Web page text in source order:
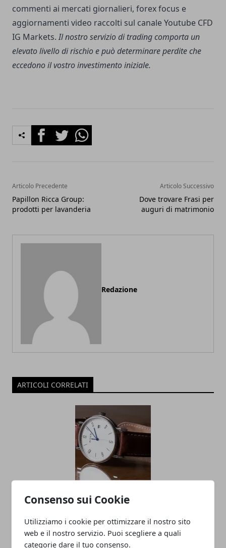
Consenso sui Cookie
Utilizziamo i cookie per ottimizzare il nostro sito
web e il nostro servizio. Puoi scegliere a quali
categorie dare il tuo consenso.
commenti ai mercati giornalieri, forex focus e
aggiornamenti video raccolti sul canale Youtube CFD
IG Markets.Il nostro servizio di trading comporta un
elevato livello di rischio e può determinare perdite che
eccedono il vostro investimento iniziale.
FacebookTwitterWhatsapp
Articolo Precedente
Papillon Ricca Group:
prodotti per lavanderia
Articolo Successivo
Dove trovare Frasi per
auguri di matrimonio
Redazione
ARTICOLI CORRELATI
Orologi antichi: ecco come orientarsi in
03/05/2020